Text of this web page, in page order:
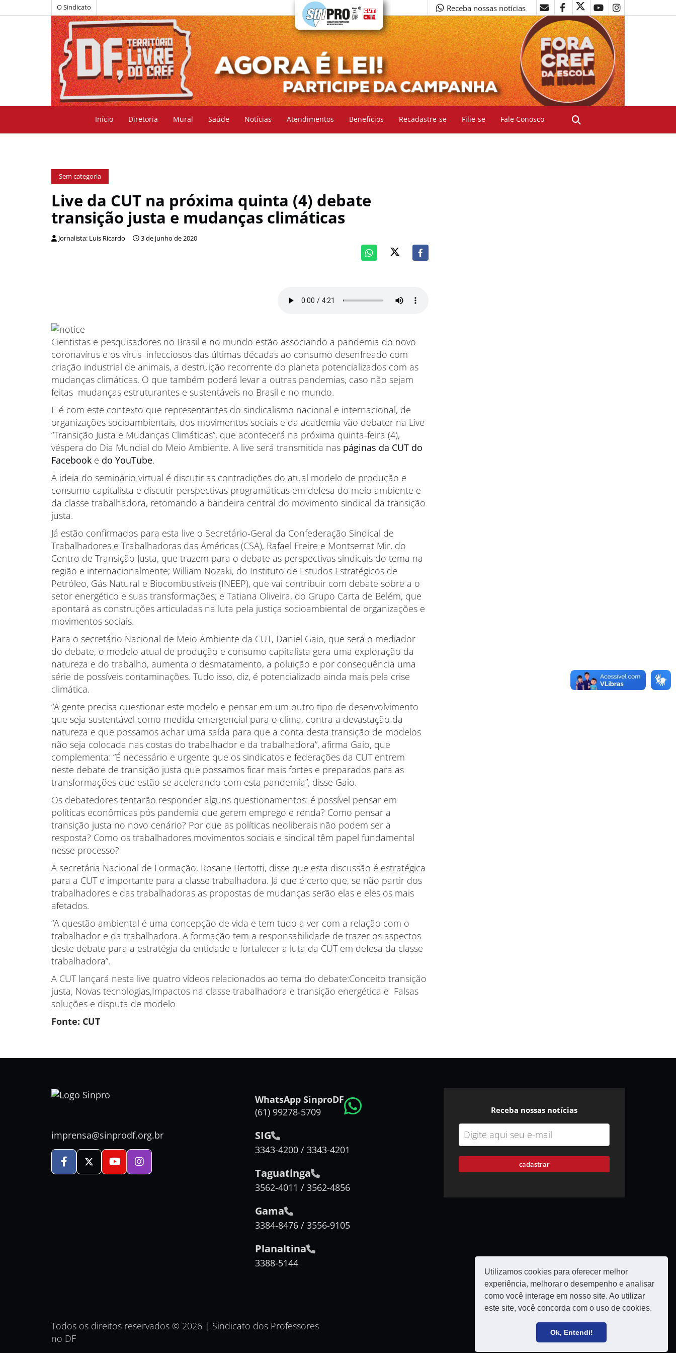
Utilizamos cookies para oferecer melhor
experiência, melhorar o desempenho e analisar
como você interage em nosso site. Ao utilizar
este site, você concorda com o uso de cookies.
Ok, Entendi!
O Sindicato Receba nossas notícias
Início Diretoria Mural Saúde Notícias Atendimentos Benefícios Recadastre-se Filie-se Fale Conosco
Sem categoria
Live da CUT na próxima quinta (4) debate
transição justa e mudanças climáticas
Jornalista: Luis Ricardo 3 de junho de 2020
Cientistas e pesquisadores no Brasil e no mundo estão associando a pandemia do novo
coronavírus e os vírus infecciosos das últimas décadas ao consumo desenfreado com
criação industrial de animais, a destruição recorrente do planeta potencializados com as
mudanças climáticas. O que também poderá levar a outras pandemias, caso não sejam
feitas mudanças estruturantes e sustentáveis no Brasil e no mundo.
E é com este contexto que representantes do sindicalismo nacional e internacional, de
organizações socioambientais, dos movimentos sociais e da academia vão debater na Live
“Transição Justa e Mudanças Climáticas”, que acontecerá na próxima quinta-feira (4),
véspera do Dia Mundial do Meio Ambiente. A live será transmitida nas páginas da CUT do
Facebook e do YouTube.
A ideia do seminário virtual é discutir as contradições do atual modelo de produção e
consumo capitalista e discutir perspectivas programáticas em defesa do meio ambiente e
da classe trabalhadora, retomando a bandeira central do movimento sindical da transição
justa.
Já estão confirmados para esta live o Secretário-Geral da Confederação Sindical de
Trabalhadores e Trabalhadoras das Américas (CSA), Rafael Freire e Montserrat Mir, do
Centro de Transição Justa, que trazem para o debate as perspectivas sindicais do tema na
região e internacionalmente; William Nozaki, do Instituto de Estudos Estratégicos de
Petróleo, Gás Natural e Biocombustíveis (INEEP), que vai contribuir com debate sobre a o
setor energético e suas transformações; e Tatiana Oliveira, do Grupo Carta de Belém, que
apontará as construções articuladas na luta pela justiça socioambiental de organizações e
movimentos sociais.
Para o secretário Nacional de Meio Ambiente da CUT, Daniel Gaio, que será o mediador
do debate, o modelo atual de produção e consumo capitalista gera uma exploração da
natureza e do trabalho, aumenta o desmatamento, a poluição e por consequência uma
série de possíveis contaminações. Tudo isso, diz, é potencializado ainda mais pela crise
climática.
“A gente precisa questionar este modelo e pensar em um outro tipo de desenvolvimento
que seja sustentável como medida emergencial para o clima, contra a devastação da
natureza e que possamos achar uma saída para que a conta desta transição de modelos
não seja colocada nas costas do trabalhador e da trabalhadora”, afirma Gaio, que
complementa: “É necessário e urgente que os sindicatos e federações da CUT entrem
neste debate de transição justa que possamos ficar mais fortes e preparados para as
transformações que estão se acelerando com esta pandemia”, disse Gaio.
Os debatedores tentarão responder alguns questionamentos: é possível pensar em
políticas econômicas pós pandemia que gerem emprego e renda? Como pensar a
transição justa no novo cenário? Por que as políticas neoliberais não podem ser a
resposta? Como os trabalhadores movimentos sociais e sindical têm papel fundamental
nesse processo?
A secretária Nacional de Formação, Rosane Bertotti, disse que esta discussão é estratégica
para a CUT e importante para a classe trabalhadora. Já que é certo que, se não partir dos
trabalhadores e das trabalhadoras as propostas de mudanças serão elas e eles os mais
afetados.
“A questão ambiental é uma concepção de vida e tem tudo a ver com a relação com o
trabalhador e da trabalhadora. A formação tem a responsabilidade de trazer os aspectos
deste debate para a estratégia da entidade e fortalecer a luta da CUT em defesa da classe
trabalhadora”.
A CUT lançará nesta live quatro vídeos relacionados ao tema do debate:Conceito transição
justa, Novas tecnologias,Impactos na classe trabalhadora e transição energética e Falsas
soluções e disputa de modelo
Fonte: CUT
imprensa@sinprodf.org.br
WhatsApp SinproDF
(61) 99278-5709
SIG
3343-4200 / 3343-4201
Taguatinga
3562-4011 / 3562-4856
Gama
3384-8476 / 3556-9105
Planaltina
3388-5144
Receba nossas notícias
cadastrar
Política de privacidade Filie-se
Todos os direitos reservados © 2026 | Sindicato dos Professores
no DF